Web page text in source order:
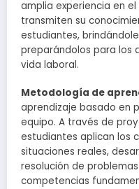
amplia experiencia en
transmiten su
estudiantes,
preparándolos para los
vida laboral.
Metodología de
aprendizaje basado en
equipo. A través de
estudiantes aplican los
situaciones reales,
resolución de
competencias